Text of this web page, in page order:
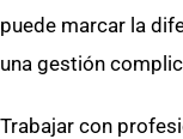
puede marcar la
una gestión
Trabajar con